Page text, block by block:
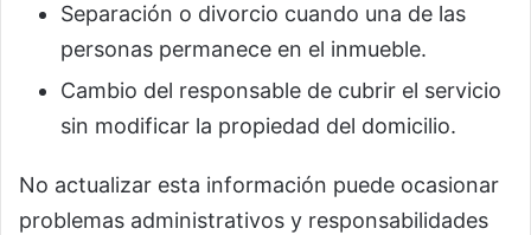
Separación o divorcio cuando una de las
personas permanece en el inmueble.
Cambio del responsable de cubrir el servicio
sin modificar la propiedad del domicilio.
No actualizar esta información puede ocasionar
problemas administrativos y responsabilidades